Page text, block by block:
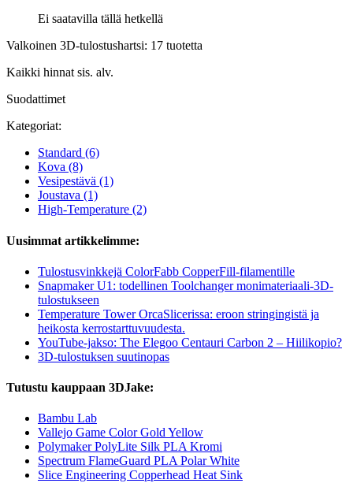
Ei saatavilla tällä hetkellä
Valkoinen 3D-tulostushartsi: 17 tuotetta
Kaikki hinnat sis. alv.
Suodattimet
Kategoriat:
Standard (6)
Kova (8)
Vesipestävä (1)
Joustava (1)
High-Temperature (2)
Uusimmat artikkelimme:
Tulostusvinkkejä ColorFabb CopperFill-filamentille
Snapmaker U1: todellinen Toolchanger monimateriaali-3D-
tulostukseen
Temperature Tower OrcaSlicerissa: eroon stringingistä ja
heikosta kerrostarttuvuudesta.
YouTube-jakso: The Elegoo Centauri Carbon 2 – Hiilikopio?
3D-tulostuksen suutinopas
Tutustu kauppaan 3DJake:
Bambu Lab
Vallejo Game Color Gold Yellow
Polymaker PolyLite Silk PLA Kromi
Spectrum FlameGuard PLA Polar White
Slice Engineering Copperhead Heat Sink